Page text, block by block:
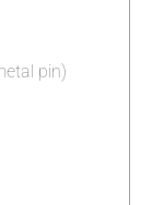
pin)